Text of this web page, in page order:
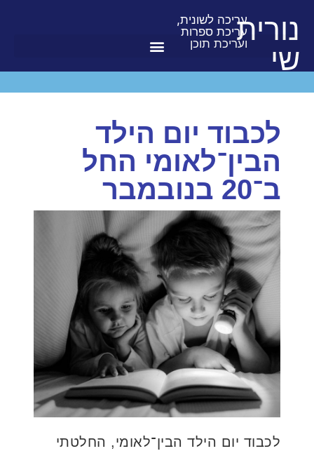
נורית
שי
עריכה לשונית,
עריכת ספרות
ועריכת תוכן
לכבוד יום הילד
הבין־לאומי החל
ב־20 בנובמבר
לכבוד יום הילד הבין־לאומי, החלטתי